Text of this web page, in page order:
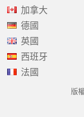
加拿大
德國
英國
西班牙
法國
版